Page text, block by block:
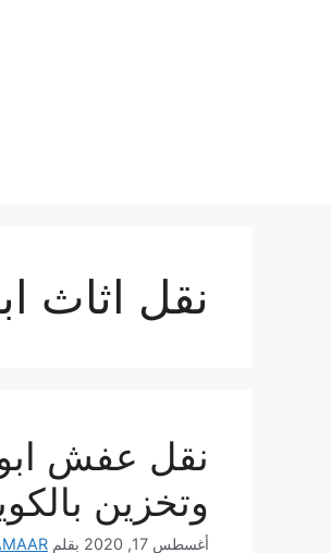
نقل اثاث
وتخزين
أغسطس 17, 2020 بقلم